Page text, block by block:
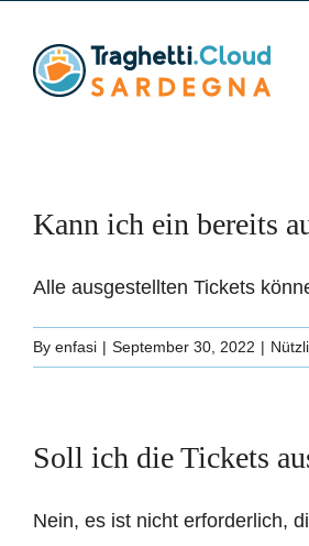
content
Kann ich ein bereits
Alle ausgestellten Tickets
By enfasi | September 30, 2022 |
Soll ich die Tickets
Nein, es ist nicht erforderlich,